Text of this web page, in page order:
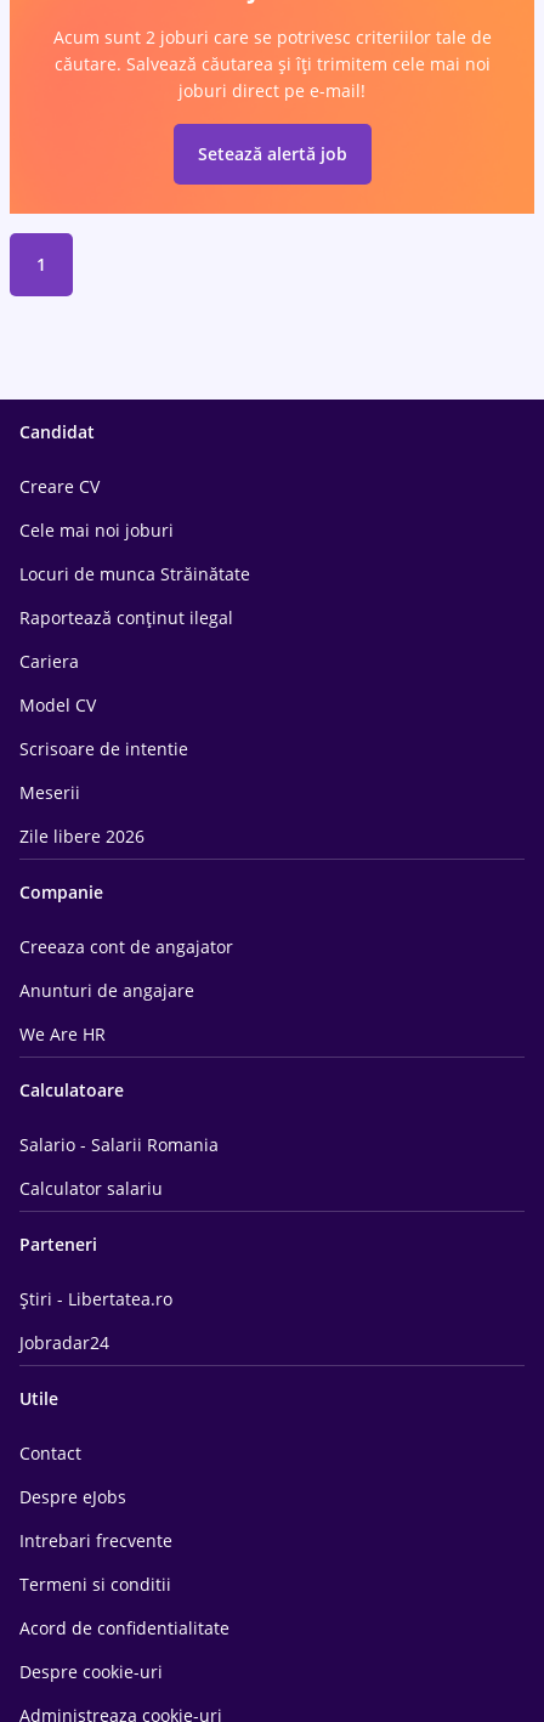
Acum sunt 2 joburi care se potrivesc criteriilor tale de
căutare. Salvează căutarea și îți trimitem cele mai noi
joburi direct pe e-mail!
Setează alertă job
1
Candidat
Creare CV
Cele mai noi joburi
Locuri de munca Străinătate
Raportează conținut ilegal
Cariera
Model CV
Scrisoare de intentie
Meserii
Zile libere 2026
Companie
Creeaza cont de angajator
Anunturi de angajare
We Are HR
Calculatoare
Salario - Salarii Romania
Calculator salariu
Parteneri
Știri - Libertatea.ro
Jobradar24
Utile
Contact
Despre eJobs
Intrebari frecvente
Termeni si conditii
Acord de confidentialitate
Despre cookie-uri
Administreaza cookie-uri